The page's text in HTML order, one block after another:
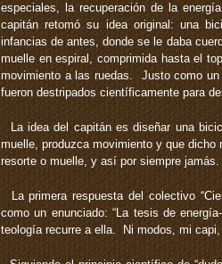
especiales, la recuperación de la
capitán retomó su idea original: una
infancias de antes, donde se le daba
muelle en espiral, comprimida hasta el
movimiento a las ruedas. Justo como
fueron destripados científicamente para
La idea del capitán es diseñar una
muelle, produzca movimiento y que dicho
resorte o muelle, y así por siempre jamás.
La primera respuesta del colectivo
como un enunciado: “La tesis de
teología recurre a ella. Ni modos, mi capi,